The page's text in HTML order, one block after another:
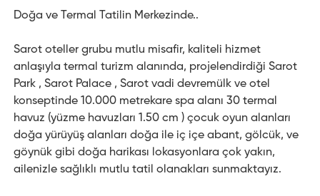
Doğa ve Termal Tatilin Merkezinde..
Sarot oteller grubu mutlu misafir, kaliteli hizmet
anlaşıyla termal turizm alanında, projelendirdiği Sarot
Park , Sarot Palace , Sarot vadi devremülk ve otel
konseptinde 10.000 metrekare spa alanı 30 termal
havuz (yüzme havuzları 1.50 cm ) çocuk oyun alanları
doğa yürüyüş alanları doğa ile iç içe abant, gölcük, ve
göynük gibi doğa harikası lokasyonlara çok yakın,
ailenizle sağlıklı mutlu tatil olanakları sunmaktayız.